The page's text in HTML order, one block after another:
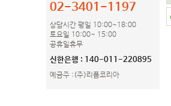
02-3401-1197
상담시간 평일 10:00~18:00
토요일 10:00~ 15:00
공휴일휴무
신한은행 : 140-011-220895
예금주 :(주)리폼코리아